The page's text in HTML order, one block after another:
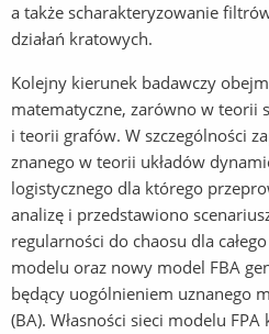
a także scharakteryzowanie
działań kratowych.
Kolejny kierunek badawczy
matematyczne, zarówno w teorii
i teorii grafów. W szczególności
znanego w teorii układów
logistycznego dla którego
analizę i przedstawiono
regularności do chaosu dla
modelu oraz nowy model FBA
będący uogólnieniem uznanego
(BA). Własności sieci modelu